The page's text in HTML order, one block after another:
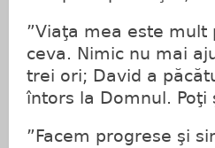
”Viaţa mea este
ceva. Nimic nu mai
trei ori; David a
întors la Domnul. Poţi
”Facem progrese şi